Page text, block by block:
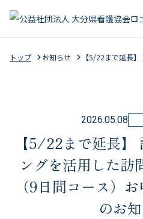
よく検索されて
キャリナース
トップ お知らせ 【5/22まで延長
2026.05.08
【5/22まで延長】
ングを活用した訪
（9日間コース）
のお